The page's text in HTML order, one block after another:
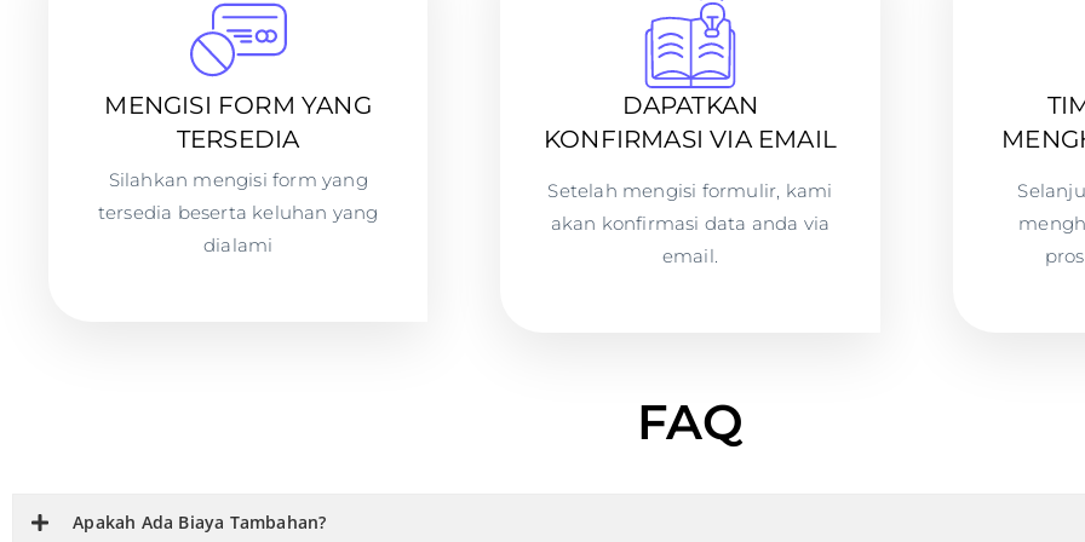
MENGISI FORM YANG
TERSEDIA
Silahkan mengisi form yang
tersedia beserta keluhan yang
dialami
DAPATKAN
KONFIRMASI VIA EMAIL
Setelah mengisi formulir, kami
akan konfirmasi data anda via
email.
FAQ
Apakah Ada Biaya Tambahan?